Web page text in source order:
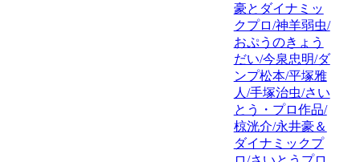
豪とダイナミッ
クプロ/神羊弱虫/
おぷうのきょう
だい/今泉忠明/ダ
ンプ松本/平塚雅
人/手塚治虫/さい
とう・プロ作品/
椋洸介/永井豪＆
ダイナミックプ